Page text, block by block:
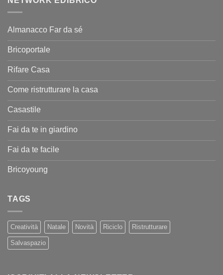
Almanacco Far da sé
Bricoportale
Rifare Casa
Come ristrutturare la casa
Casastile
Fai da te in giardino
Fai da te facile
Bricoyoung
TAGS
Creatività Natale Novità Riciclo Ristrutturare
Salvaspazio